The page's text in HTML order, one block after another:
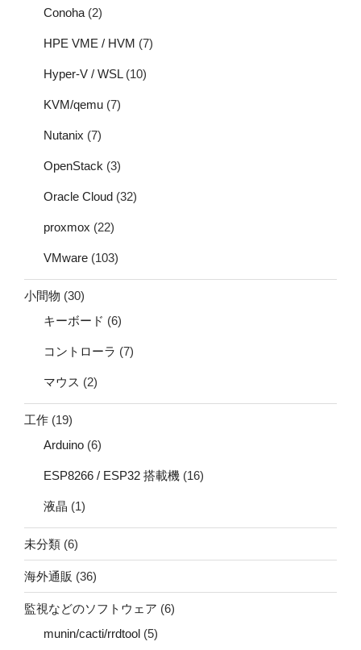
Conoha (2)
HPE VME / HVM (7)
Hyper-V / WSL(10)
KVM/qemu (7)
Nutanix (7)
OpenStack (3)
Oracle Cloud (32)
proxmox (22)
VMware (103)
小間物 (30)
キーボード (6)
コントローラ (7)
マウス (2)
工作 (19)
Arduino (6)
ESP8266 / ESP32 搭載機 (16)
液晶 (1)
未分類 (6)
海外通販 (36)
監視などのソフトウェア (6)
munin/cacti/rrdtool (5)